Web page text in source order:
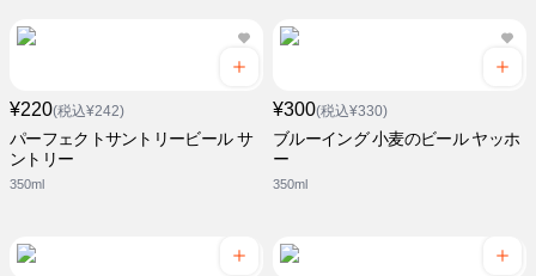
¥220(税込¥242)
パーフェクトサントリービール サ
ントリー
350ml
¥300(税込¥330)
ブルーイング 小麦のビール ヤッホ
ー
350ml